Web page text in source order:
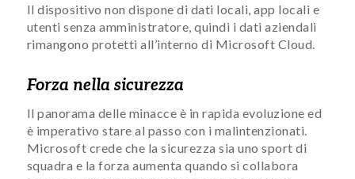
Il dispositivo non dispone di dati locali, app locali e
utenti senza amministratore, quindi i dati aziendali
rimangono protetti all’interno di Microsoft Cloud.
Forza nella sicurezza
Il panorama delle minacce è in rapida evoluzione ed
è imperativo stare al passo con i malintenzionati.
Microsoft crede che la sicurezza sia uno sport di
squadra e la forza aumenta quando si collabora